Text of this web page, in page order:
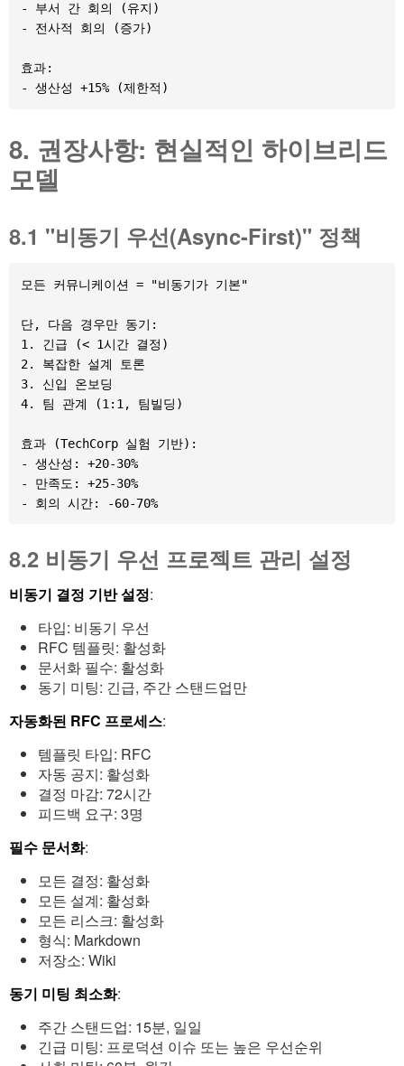
- 부서 간 회의 (유지)
- 전사적 회의 (증가)
효과:
8. 권장사항: 현실적인 하이브리드
모델
8.1 "비동기 우선(Async-First)" 정책
모든 커뮤니케이션 = "비동기가 기본"
단, 다음 경우만 동기:
1. 긴급 (< 1시간 결정)
2. 복잡한 설계 토론
3. 신입 온보딩
4. 팀 관계 (1:1, 팀빌딩)
효과 (TechCorp 실험 기반):
- 생산성: +20-30%
- 만족도: +25-30%
- 회의 시간: -60-70%
8.2 비동기 우선 프로젝트 관리 설정
비동기 결정 기반 설정:
타입: 비동기 우선
RFC 템플릿: 활성화
문서화 필수: 활성화
동기 미팅: 긴급, 주간 스탠드업만
자동화된 RFC 프로세스:
템플릿 타입: RFC
자동 공지: 활성화
결정 마감: 72시간
피드백 요구: 3명
필수 문서화:
모든 결정: 활성화
모든 설계: 활성화
모든 리스크: 활성화
형식: Markdown
저장소: Wiki
동기 미팅 최소화:
주간 스탠드업: 15분, 일일
긴급 미팅: 프로덕션 이슈 또는 높은 우선순위